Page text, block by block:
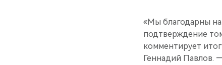
«Мы благодарны
подтверждение
комментирует
Геннадий Павлов.